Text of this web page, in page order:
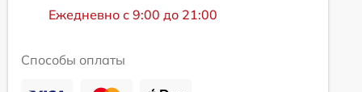
Ежедневно с 9:00 до 21:00
Способы оплаты